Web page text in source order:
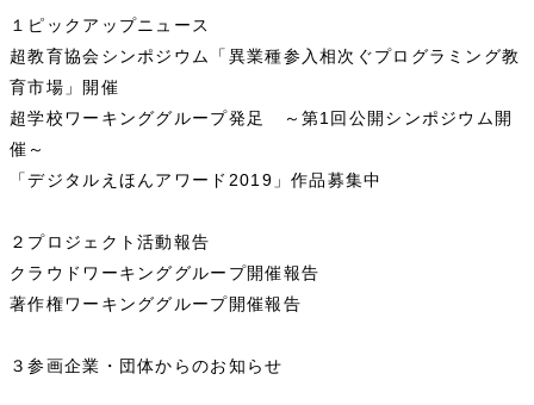
１ピックアップニュース
超教育協会シンポジウム「異業種参入相次ぐプログラミング教
育市場」開催
超学校ワーキンググループ発足 ～第1回公開シンポジウム開
催～
「デジタルえほんアワード2019」作品募集中
２プロジェクト活動報告
クラウドワーキンググループ開催報告
著作権ワーキンググループ開催報告
３参画企業・団体からのお知らせ